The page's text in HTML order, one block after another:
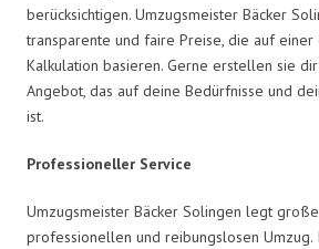
berücksichtigen. Umzugsmeister Bäcker
transparente und faire Preise, die auf
Kalkulation basieren. Gerne erstellen sie
Angebot, das auf deine Bedürfnisse und
ist.
Professioneller Service
Umzugsmeister Bäcker Solingen legt
professionellen und reibungslosen Umzug.